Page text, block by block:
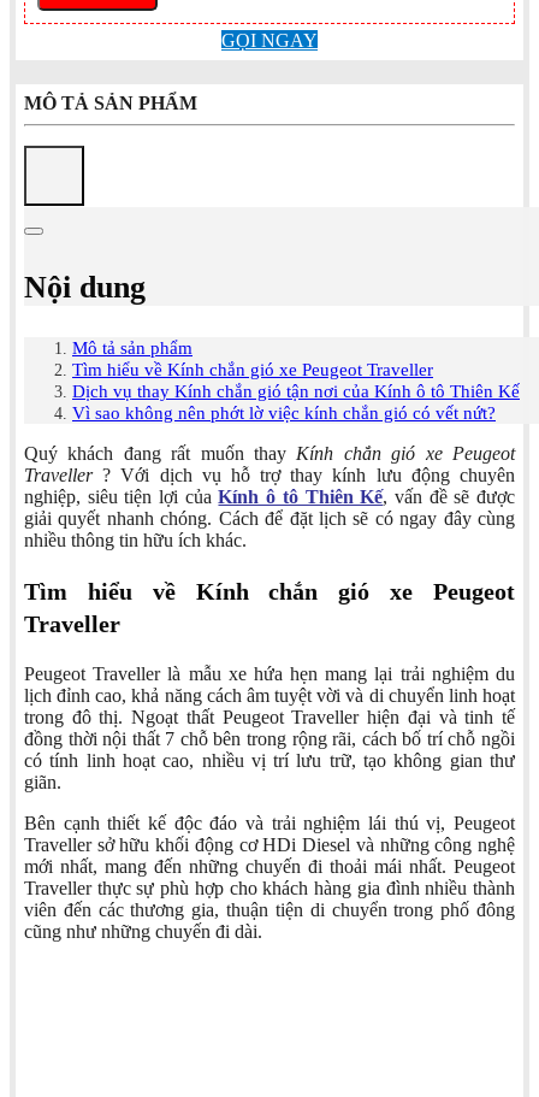
GỌI NGAY
MÔ TẢ SẢN PHẨM
Nội dung
Mô tả sản phẩm
Tìm hiểu về Kính chắn gió xe Peugeot Traveller
Dịch vụ thay Kính chắn gió tận nơi của Kính ô tô Thiên Kế
Vì sao không nên phớt lờ việc kính chắn gió có vết nứt?
Quý khách đang rất muốn thay Kính chắn gió xe Peugeot
Traveller? Với dịch vụ hỗ trợ thay kính lưu động chuyên
nghiệp, siêu tiện lợi củaKính ô tô Thiên Kế, vấn đề sẽ được
giải quyết nhanh chóng. Cách để đặt lịch sẽ có ngay đây cùng
nhiều thông tin hữu ích khác.
Tìm hiểu về Kính chắn gió xe Peugeot
Traveller
Peugeot Traveller là mẫu xe hứa hẹn mang lại trải nghiệm du
lịch đỉnh cao, khả năng cách âm tuyệt vời và di chuyển linh hoạt
trong đô thị. Ngoạt thất Peugeot Traveller hiện đại và tinh tế
đồng thời nội thất 7 chỗ bên trong rộng rãi, cách bố trí chỗ ngồi
có tính linh hoạt cao, nhiều vị trí lưu trữ, tạo không gian thư
giãn.
Bên cạnh thiết kế độc đáo và trải nghiệm lái thú vị, Peugeot
Traveller sở hữu khối động cơ HDi Diesel và những công nghệ
mới nhất, mang đến những chuyến đi thoải mái nhất. Peugeot
Traveller thực sự phù hợp cho khách hàng gia đình nhiều thành
viên đến các thương gia, thuận tiện di chuyển trong phố đông
cũng như những chuyến đi dài.